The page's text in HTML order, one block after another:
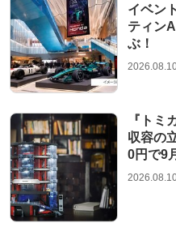
イベン
ティン
ぶ！
『トミ
収容の
0円で9